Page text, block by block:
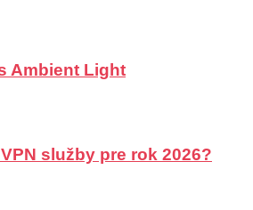
Ambient Light
služby pre rok 2026?